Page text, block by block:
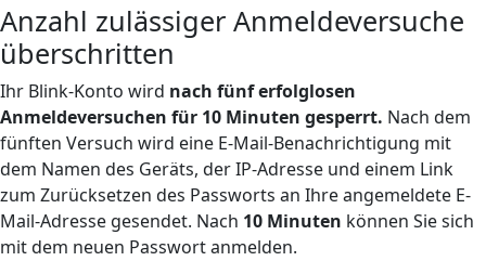
Anzahl zulässiger Anmeldeversuche
überschritten
Ihr Blink-Konto wird nach fünf erfolglosen
Anmeldeversuchen für 10 Minuten gesperrt. Nach dem
fünften Versuch wird eine E-Mail-Benachrichtigung mit
dem Namen des Geräts, der IP-Adresse und einem Link
zum Zurücksetzen des Passworts an Ihre angemeldete E-
Mail-Adresse gesendet. Nach 10 Minuten können Sie sich
mit dem neuen Passwort anmelden.